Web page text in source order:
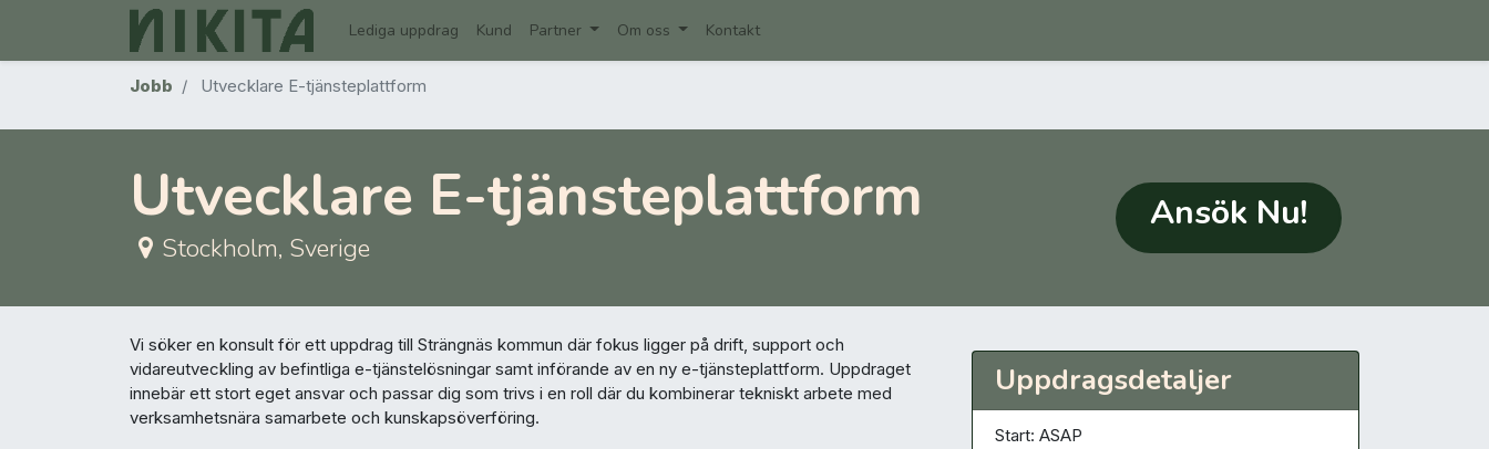
Lediga uppdrag Kund Partner Om oss Kontakt
Jobb Utvecklare E-tjänsteplattform
Ansök Nu!
Utvecklare E-tjänsteplattform
Stockholm, Sverige
Vi söker en konsult för ett uppdrag till Strängnäs kommun där fokus ligger på drift, support och
vidareutveckling av befintliga e-tjänstelösningar samt införande av en ny e-tjänsteplattform. Uppdraget
innebär ett stort eget ansvar och passar dig som trivs i en roll där du kombinerar tekniskt arbete med
verksamhetsnära samarbete och kunskapsöverföring.
Uppdragsdetaljer
Start: ASAP